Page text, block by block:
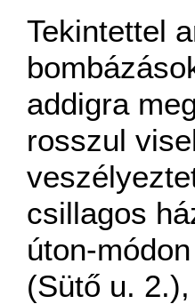
Tekintettel
addigra
rosszul
csillagos
úton-
(Sütő u.